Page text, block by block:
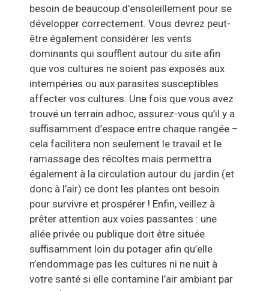
besoin de beaucoup d’ensoleillement pour se
développer correctement. Vous devrez peut-
être également considérer les vents
dominants qui soufflent autour du site afin
que vos cultures ne soient pas exposés aux
intempéries ou aux parasites susceptibles
affecter vos cultures. Une fois que vous avez
trouvé un terrain adhoc, assurez-vous qu’il y a
suffisamment d’espace entre chaque rangée –
cela facilitera non seulement le travail et le
ramassage des récoltes mais permettra
également à la circulation autour du jardin (et
donc à l’air) ce dont les plantes ont besoin
pour survivre et prospérer ! Enfin, veillez à
prêter attention aux voies passantes : une
allée privée ou publique doit être située
suffisamment loin du potager afin qu’elle
n’endommage pas les cultures ni ne nuit à
votre santé si elle contamine l’air ambiant par